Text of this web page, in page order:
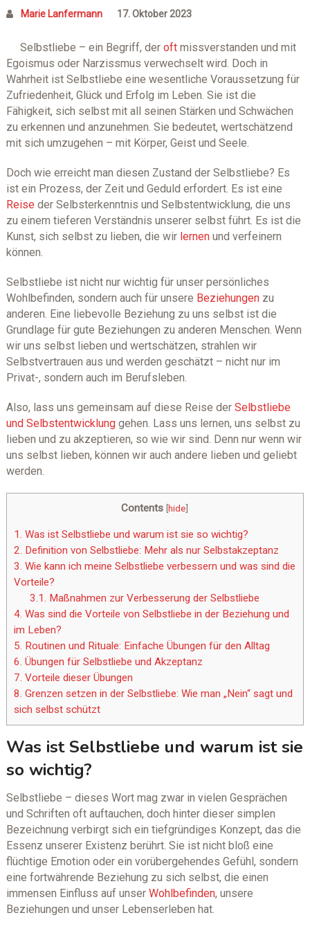
Marie Lanfermann 17. Oktober 2023
Selbstliebe – ein Begriff, der oftmissverstanden und mit
Egoismus oder Narzissmus verwechselt wird. Doch in
Wahrheit ist Selbstliebe eine wesentliche Voraussetzung für
Zufriedenheit, Glück und Erfolg im Leben. Sie ist die
Fähigkeit, sich selbst mit all seinen Stärken und Schwächen
zu erkennen und anzunehmen. Sie bedeutet, wertschätzend
mit sich umzugehen – mit Körper, Geist und Seele.
Doch wie erreicht man diesen Zustand der Selbstliebe? Es
ist ein Prozess, der Zeit und Geduld erfordert. Es ist eine
Reise der Selbsterkenntnis und Selbstentwicklung, die uns
zu einem tieferen Verständnis unserer selbst führt. Es ist die
Kunst, sich selbst zu lieben, die wir lernenund verfeinern
können.
Selbstliebe ist nicht nur wichtig für unser persönliches
Wohlbefinden, sondern auch für unsere Beziehungenzu
anderen. Eine liebevolle Beziehung zu uns selbst ist die
Grundlage für gute Beziehungen zu anderen Menschen. Wenn
wir uns selbst lieben und wertschätzen, strahlen wir
Selbstvertrauen aus und werden geschätzt – nicht nur im
Privat-, sondern auch im Berufsleben.
Also, lass uns gemeinsam auf diese Reise der Selbstliebe
und Selbstentwicklunggehen. Lass uns lernen, uns selbst zu
lieben und zu akzeptieren, so wie wir sind. Denn nur wenn wir
uns selbst lieben, können wir auch andere lieben und geliebt
werden.
Contents [hide]
1. Was ist Selbstliebe und warum ist sie so wichtig?
2. Definition von Selbstliebe: Mehr als nur Selbstakzeptanz
3. Wie kann ich meine Selbstliebe verbessern und was sind die
Vorteile?
3.1. Maßnahmen zur Verbesserung der Selbstliebe
4. Was sind die Vorteile von Selbstliebe in der Beziehung und
im Leben?
5. Routinen und Rituale: Einfache Übungen für den Alltag
6. Übungen für Selbstliebe und Akzeptanz
7. Vorteile dieser Übungen
8. Grenzen setzen in der Selbstliebe: Wie man „Nein“ sagt und
sich selbst schützt
Was ist Selbstliebe und warum ist sie
so wichtig?
Selbstliebe – dieses Wort mag zwar in vielen Gesprächen
und Schriften oft auftauchen, doch hinter dieser simplen
Bezeichnung verbirgt sich ein tiefgründiges Konzept, das die
Essenz unserer Existenz berührt. Sie ist nicht bloß eine
flüchtige Emotion oder ein vorübergehendes Gefühl, sondern
eine fortwährende Beziehung zu sich selbst, die einen
immensen Einfluss auf unser Wohlbefinden, unsere
Beziehungen und unser Lebenserleben hat.